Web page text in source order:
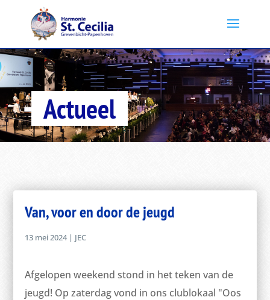
Actueel
Van, voor en door de jeugd
13 mei 2024| JEC
Afgelopen weekend stond in het teken van de
jeugd! Op zaterdag vond in ons clublokaal "Oos